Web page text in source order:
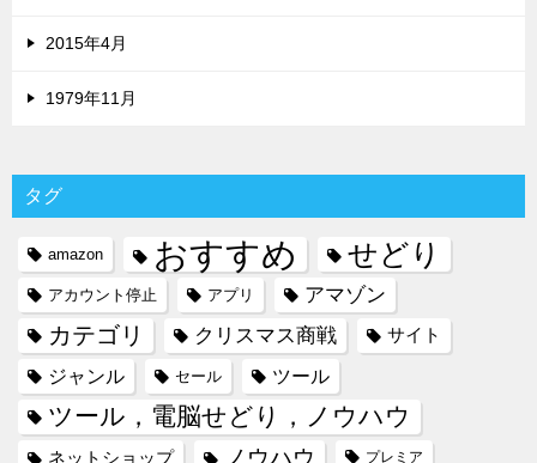
2015年4月
1979年11月
タグ
amazon おすすめ せどり
アカウント停止 アプリ アマゾン
カテゴリ クリスマス商戦 サイト
ジャンル セール ツール
ツール，電脳せどり，ノウハウ
ネットショップ ノウハウ プレミア